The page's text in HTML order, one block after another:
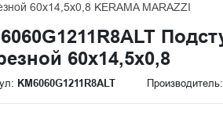
60x14,5x0,8 KERAMA MARAZZI
60x14,5x0,8
KM6060G1211R8ALT Производитель: